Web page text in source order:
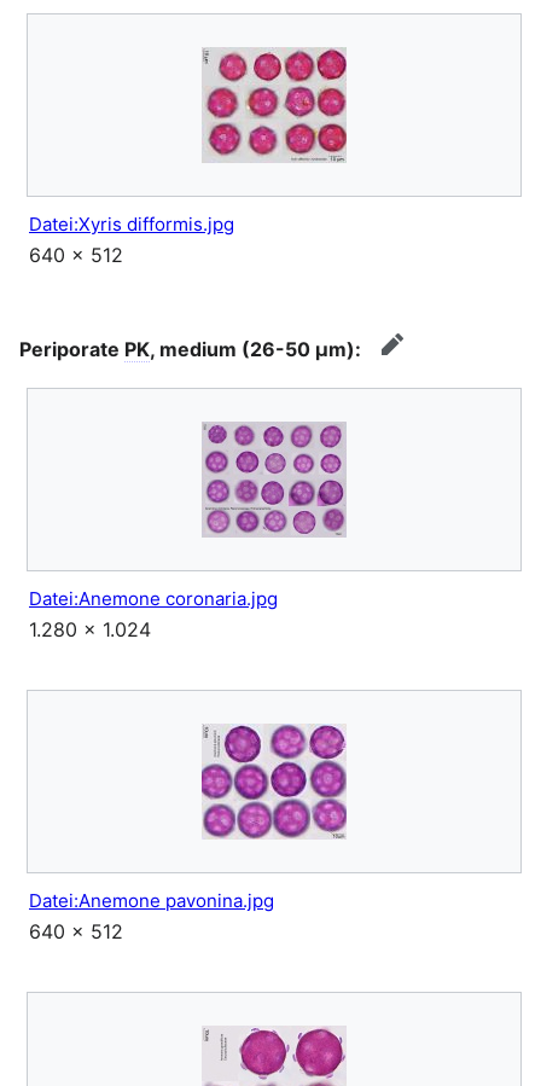
Datei:Xyris difformis.jpg
640 × 512
Periporate PK, medium (26-50 μm): Bearbeiten
Datei:Anemone coronaria.jpg
1.280 × 1.024
Datei:Anemone pavonina.jpg
640 × 512